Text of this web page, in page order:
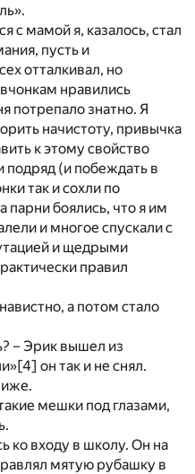
с мамой я, казалось, стал
пусть и
отталкивал, но
нравились
потрепало знатно. Я
начистоту, привычка
к этому свойство
подряд (и побеждать в
так и сохли по
парни боялись, что я им
и многое спускали с
и щедрыми
правил
а потом стало
– Эрик вышел из
[4] он так и не снял.
мешки под глазами,
ко входу в школу. Он на
мятую рубашку в